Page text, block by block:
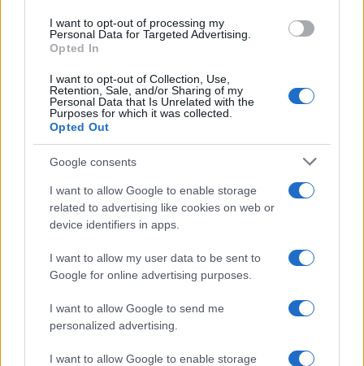
I want to opt-out of processing my
Personal Data for Targeted Advertising.
Opted In
I want to opt-out of Collection, Use,
Retention, Sale, and/or Sharing of my
Personal Data that Is Unrelated with the
Purposes for which it was collected.
Opted Out
Google consents
I want to allow Google to enable storage
related to advertising like cookies on web or
device identifiers in apps.
I want to allow my user data to be sent to
Google for online advertising purposes.
I want to allow Google to send me
personalized advertising.
I want to allow Google to enable storage
Sigue leyendo